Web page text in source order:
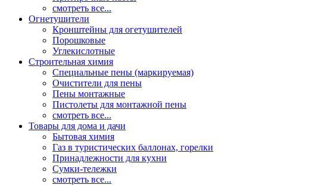
смотреть все...
Огнетушители
Кронштейны для огетушителей
Порошковые
Углекислотные
Строительная химия
Специальные пены (маркируемая)
Очистители для пены
Пены монтажные
Пистолеты для монтажной пены
смотреть все...
Товары для дома и дачи
Бытовая химия
Газ в туристических баллонах, горелки
Принадлежности для кухни
Сумки-тележки
смотреть все...